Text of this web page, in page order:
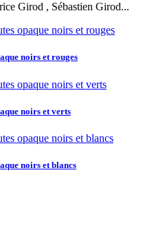
Girod , Sébastien Girod...
noirs et rouges
noirs et verts
noirs et blancs